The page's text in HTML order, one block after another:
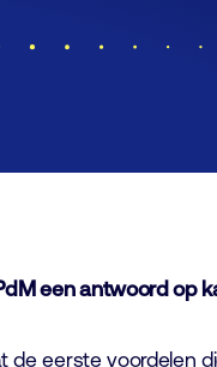
een antwoord op
de eerste voordelen